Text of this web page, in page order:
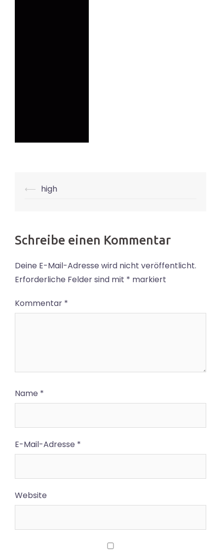
Beitrags-
⟵ high
Schreibe einen Kommentar
Deine E-Mail-Adresse wird nicht veröffentlicht.
Erforderliche Felder sind mit * markiert
Kommentar *
Name *
E-Mail-Adresse *
Website